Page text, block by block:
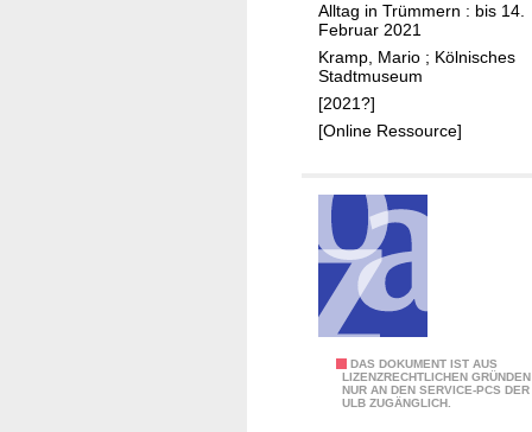
l
n
1
9
4
Alltag in Trümmern : bis 14.
Februar 2021
Kramp, Mario ; Kölnisches
Stadtmuseum
[2021?]
[Online Ressource]
DAS DOKUMENT IST AUS
LIZENZRECHTLICHEN GRÜNDEN
NUR AN DEN SERVICE-PCS DER
ULB ZUGÄNGLICH.